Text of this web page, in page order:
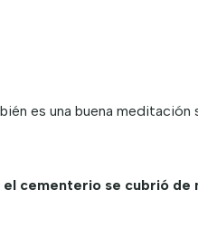
es una buena meditación
cementerio se cubrió de